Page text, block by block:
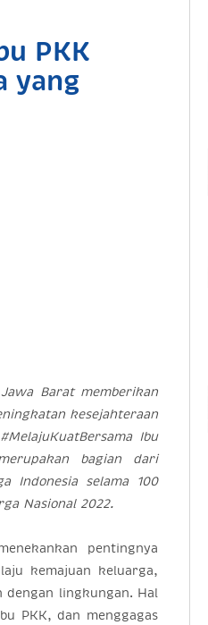
PKK
yang
Barat memberikan
kesejahteraan
Ibu
bagian dari
Indonesia selama 100
Nasional 2022.
pentingnya
kemajuan keluarga,
dengan lingkungan. Hal
PKK, dan menggagas